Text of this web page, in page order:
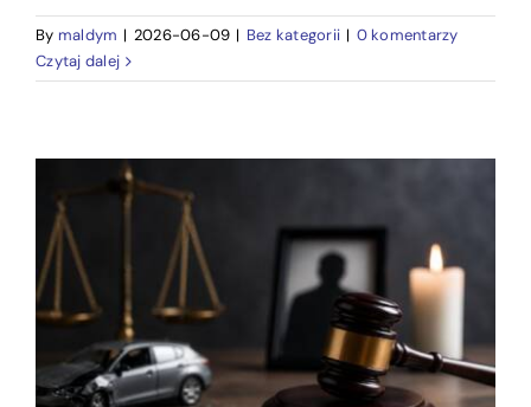
By maldym | 2026-06-09 | Bez kategorii | 0 komentarzy
Czytaj dalej
Czy za nieumyślne
spowodowanie śmierci
można trafić do
więzienia?